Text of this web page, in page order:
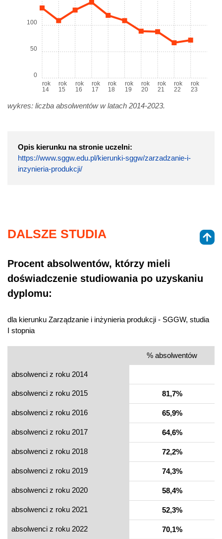
rok
14
rok
15
rok
16
rok
17
rok
18
rok
19
rok
20
rok
21
rok
22
rok
23
0
50
100
wykres: liczba absolwentów w latach 2014-2023.
Opis kierunku na stronie uczelni:
https://www.sggw.edu.pl/kierunki-sggw/zarzadzanie-i-
inzynieria-produkcji/
DALSZE STUDIA
Procent absolwentów, którzy mieli
doświadczenie studiowania po uzyskaniu
dyplomu:
dla kierunku Zarządzanie i inżynieria produkcji - SGGW, studia
I stopnia
% absolwentów
absolwenci z roku 2014
absolwenci z roku 2015 81,7%
absolwenci z roku 2016 65,9%
absolwenci z roku 2017 64,6%
absolwenci z roku 2018 72,2%
absolwenci z roku 2019 74,3%
absolwenci z roku 2020 58,4%
absolwenci z roku 2021 52,3%
absolwenci z roku 2022 70,1%